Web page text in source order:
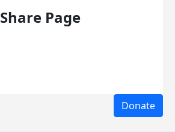
Share Page
Donate